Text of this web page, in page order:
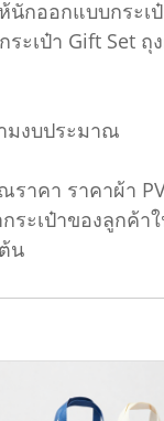
กออกแบบกระเ
เป๋า Gift Set ถุ
มงบประมาณ
คา ราคาผ้า
ะเป๋าของลูกค้า
น